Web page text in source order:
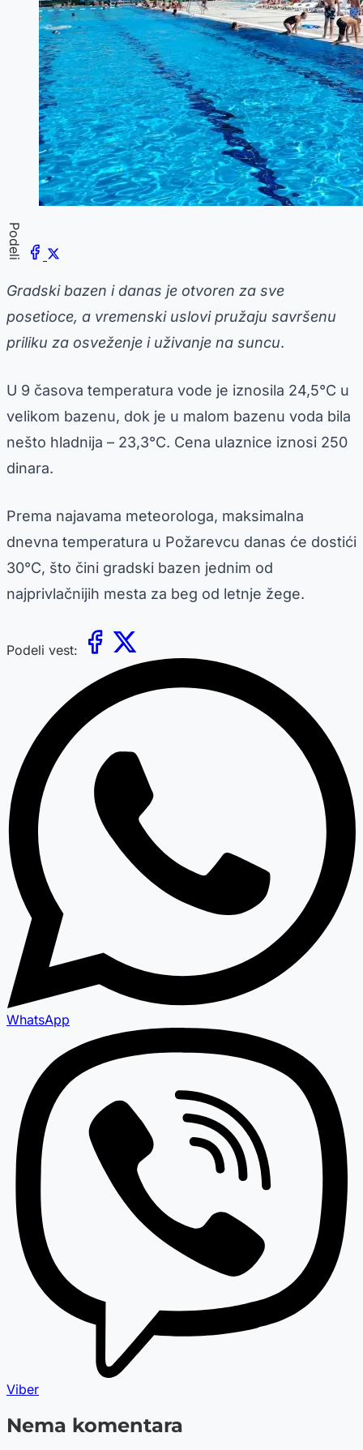
Podeli
Gradski bazen i danas je otvoren za sve
posetioce, a vremenski uslovi pružaju savršenu
priliku za osveženje i uživanje na suncu.
U 9 časova temperatura vode je iznosila 24,5°C u
velikom bazenu, dok je u malom bazenu voda bila
nešto hladnija – 23,3°C. Cena ulaznice iznosi 250
dinara.
Prema najavama meteorologa, maksimalna
dnevna temperatura u Požarevcu danas će dostići
30°C, što čini gradski bazen jednim od
najprivlačnijih mesta za beg od letnje žege.
Podeli vest:
WhatsApp
Viber
Nema komentara